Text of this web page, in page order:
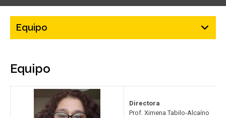
PREGRADO
POSTGRADO
EXTENSIÓN
BIBLIOTECA
Equipo
Equipo
Directora
Prof. Ximena Tabilo-Alcaíno